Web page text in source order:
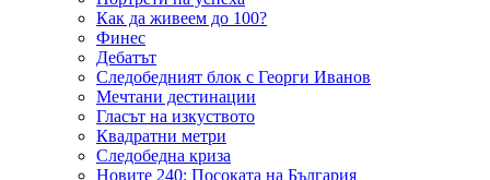
Как да живеем до 100?
Финес
Дебатът
Следобедният блок с Георги Иванов
Мечтани дестинации
Гласът на изкуството
Квадратни метри
Следобедна криза
Новите 240: Посоката на България